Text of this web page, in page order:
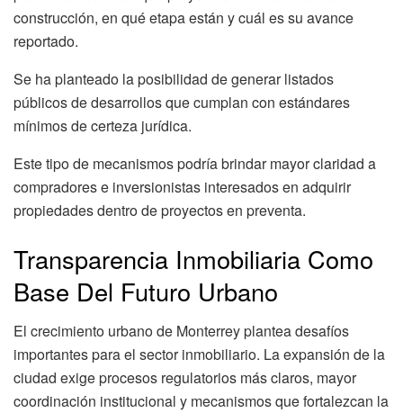
construcción, en qué etapa están y cuál es su avance
reportado.
Se ha planteado la posibilidad de generar listados
públicos de desarrollos que cumplan con estándares
mínimos de certeza jurídica.
Este tipo de mecanismos podría brindar mayor claridad a
compradores e inversionistas interesados en adquirir
propiedades dentro de proyectos en preventa.
Transparencia Inmobiliaria Como
Base Del Futuro Urbano
El crecimiento urbano de Monterrey plantea desafíos
importantes para el sector inmobiliario. La expansión de la
ciudad exige procesos regulatorios más claros, mayor
coordinación institucional y mecanismos que fortalezcan la